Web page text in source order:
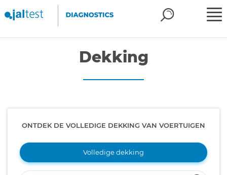
Dekking
ONTDEK DE VOLLEDIGE DEKKING VAN VOERTUIGEN
Volledige dekking